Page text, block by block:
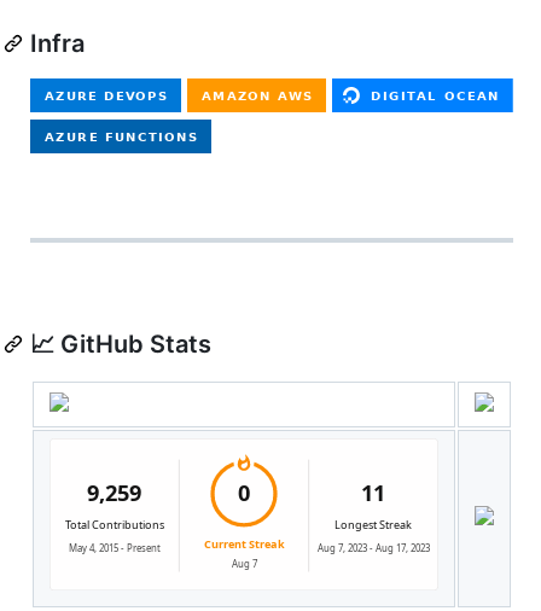
Infra
📈 GitHub Stats